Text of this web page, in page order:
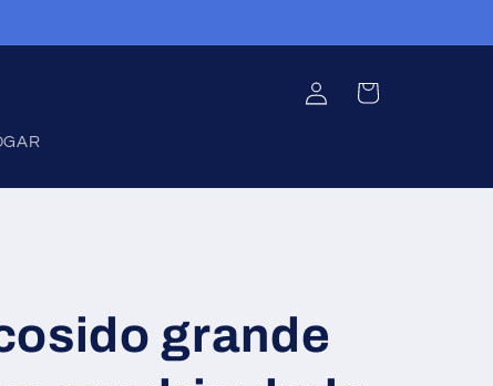
Iniciar
sesión
Carrito
grande